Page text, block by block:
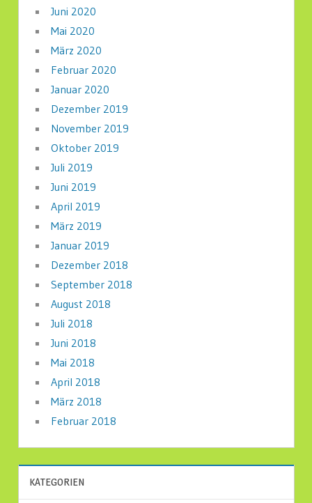
Juni 2020
Mai 2020
März 2020
Februar 2020
Januar 2020
Dezember 2019
November 2019
Oktober 2019
Juli 2019
Juni 2019
April 2019
März 2019
Januar 2019
Dezember 2018
September 2018
August 2018
Juli 2018
Juni 2018
Mai 2018
April 2018
März 2018
Februar 2018
KATEGORIEN